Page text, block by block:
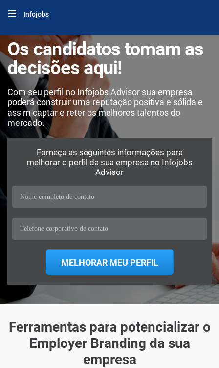
Infojobs
Os candidatos tomam as
decisões aqui!
Com seu perfil no Infojobs Advisor sua empresa
poderá construir uma reputação positiva e sólida e
assim captar e reter os melhores talentos do
mercado.
Forneça as seguintes informações para
melhorar o perfil da sua empresa no Infojobs
Advisor
Ferramentas para potencializar o
Employer Branding da sua
empresa